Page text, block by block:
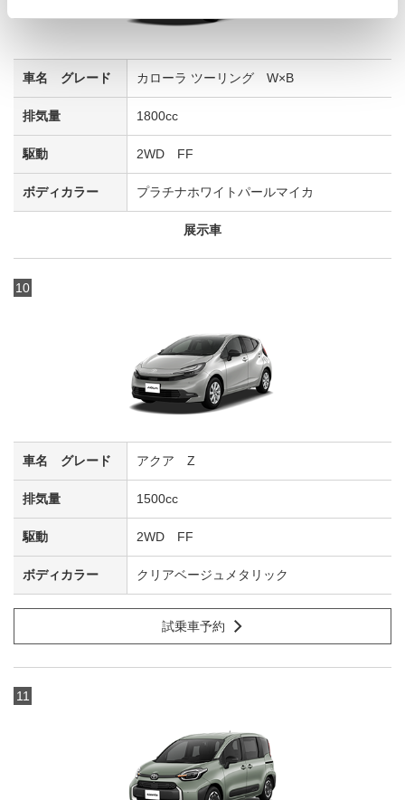
カローラ ツーリング W×B
1800cc
2WD FF
プラチナホワイトパールマイカ
展示車
10
アクア Z
1500cc
2WD FF
クリアベージュメタリック
試乗車予約
11